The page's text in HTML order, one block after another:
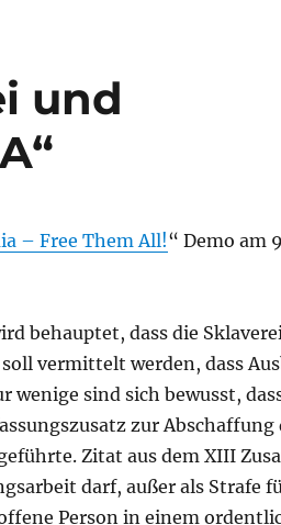
und
– Free Them All!“ Demo am
behauptet, dass die
vermittelt werden, dass
wenige sind sich bewusst,
zur
Zitat aus dem XIII
darf, außer als Strafe
Person in einem